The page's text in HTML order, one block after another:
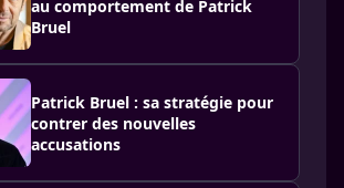
au comportement de Patrick
Bruel
Patrick Bruel : sa stratégie pour
contrer des nouvelles
accusations